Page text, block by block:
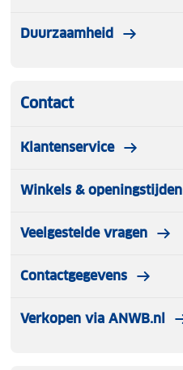
Duurzaamheid
Contact
Klantenservice
Winkels & openingstijden
Veelgestelde vragen
Contactgegevens
Verkopen via ANWB.nl